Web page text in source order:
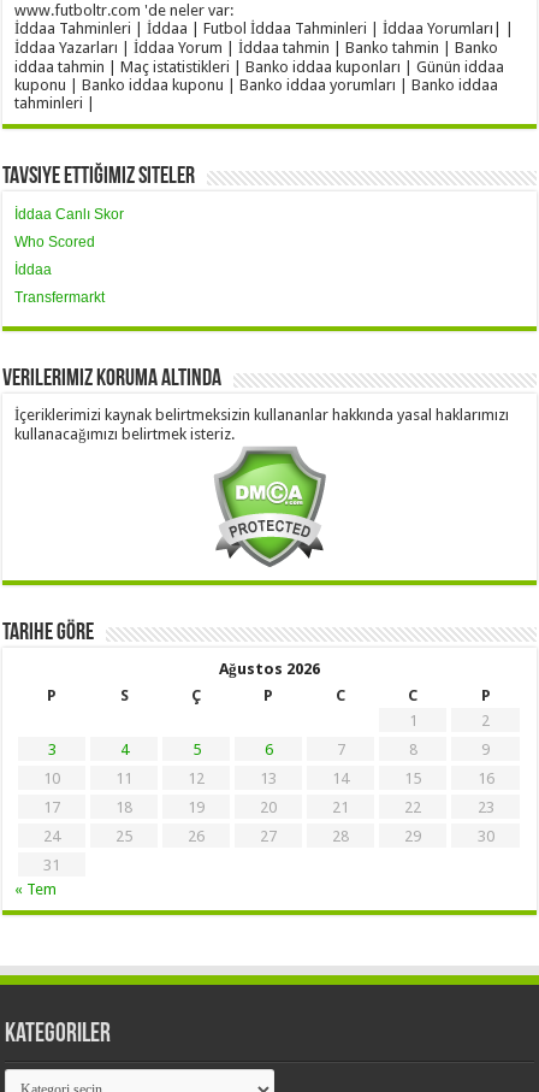
www.futboltr.com 'de neler var:
İddaa Tahminleri | İddaa | Futbol İddaa Tahminleri | İddaa Yorumları| |
İddaa Yazarları | İddaa Yorum | İddaa tahmin | Banko tahmin | Banko
iddaa tahmin | Maç istatistikleri | Banko iddaa kuponları | Günün iddaa
kuponu | Banko iddaa kuponu | Banko iddaa yorumları | Banko iddaa
tahminleri |
Tavsiye Ettiğimiz Siteler
İddaa Canlı Skor
Who Scored
İddaa
Transfermarkt
Verilerimiz Koruma Altında
İçeriklerimizi kaynak belirtmeksizin kullananlar hakkında yasal haklarımızı
kullanacağımızı belirtmek isteriz.
Tarihe Göre
Ağustos 2026
P
S Ç P C C
P
1
2
3
4 5 6 7 8
9
10
11 12 13 14 15
16
17
18 19 20 21 22
23
24
25 26 27 28 29
30
31
« Tem
Kategoriler
Kategoriler